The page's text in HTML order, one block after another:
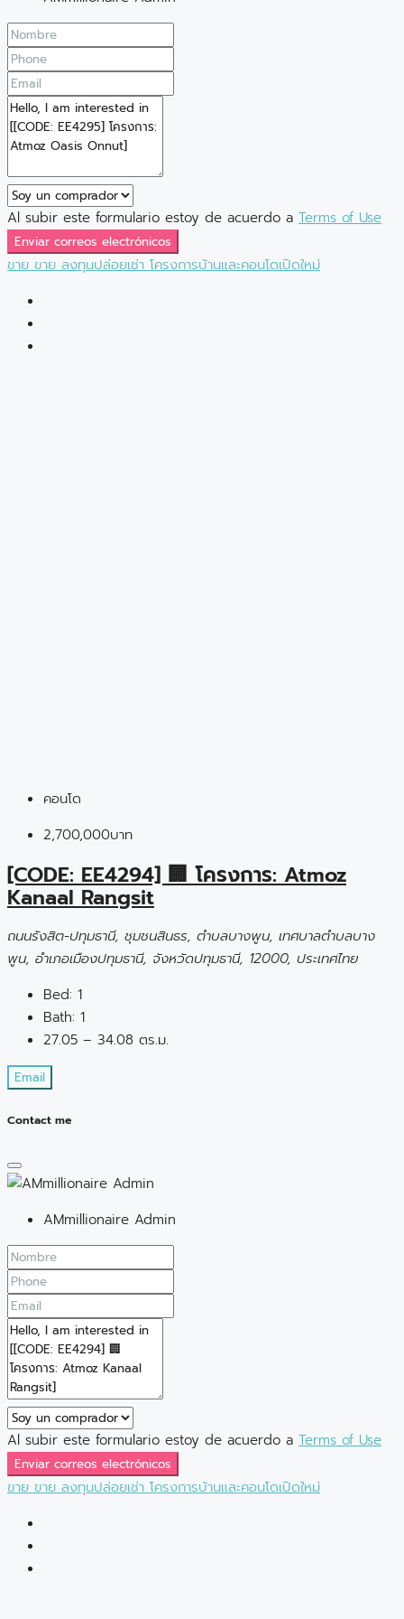
Al subir este formulario estoy de acuerdo a Terms of Use
Enviar correos electrónicos
ขาย ขาย ลงทุนปล่อยเช่า โครงการบ้านและคอนโดเปิดใหม่
คอนโด
2,700,000บาท
[CODE: EE4294] 🏢 โครงการ: Atmoz
Kanaal Rangsit
ถนนรังสิต-ปทุมธานี, ชุมชนสินธร, ตำบลบางพูน, เทศบาลตำบลบาง
พูน, อำเภอเมืองปทุมธานี, จังหวัดปทุมธานี, 12000, ประเทศไทย
Bed: 1
Bath: 1
27.05 – 34.08 ตร.ม.
Email
Contact me
AMmillionaire Admin
Al subir este formulario estoy de acuerdo a Terms of Use
Enviar correos electrónicos
ขาย ขาย ลงทุนปล่อยเช่า โครงการบ้านและคอนโดเปิดใหม่